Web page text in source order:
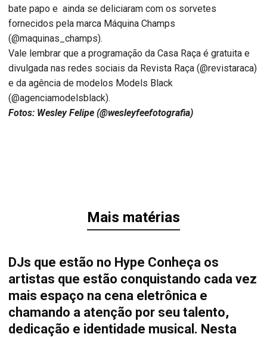
bate papo e ainda se deliciaram com os sorvetes
fornecidos pela marca Máquina Champs
(@maquinas_champs).
Vale lembrar que a programação da Casa Raça é gratuita e
divulgada nas redes sociais da Revista Raça (@revistaraca)
e da agência de modelos Models Black
(@agenciamodelsblack).
Fotos: Wesley Felipe (@wesleyfeefotografia)
Mais matérias
DJs que estão no Hype Conheça os
artistas que estão conquistando cada vez
mais espaço na cena eletrônica e
chamando a atenção por seu talento,
dedicação e identidade musical. Nesta